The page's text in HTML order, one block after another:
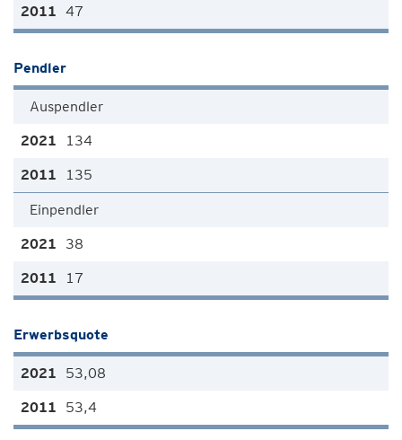
47
Pendler
Auspendler
134
135
Einpendler
38
17
Erwerbsquote
53,08
53,4